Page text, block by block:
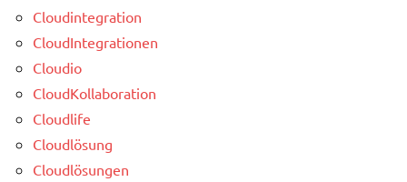
Cloudintegration
CloudIntegrationen
Cloudio
CloudKollaboration
Cloudlife
Cloudlösung
Cloudlösungen